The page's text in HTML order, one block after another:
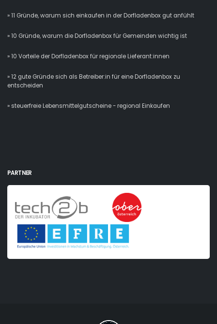
» 11 Gründe, warum sich einkaufen in der Dorfladenbox gut anfühlt
» 10 Gründe, warum die Dorfladenbox für Gemeinden wichtig ist
» 10 Vorteile der Dorfladenbox für regionale Lieferant:innen
» 12 gute Gründe sich als Betreiber:in für eine Dorfladenbox zu
entscheiden
» steuerfreie Lebensmittelgutscheine - regional Einkaufen
PARTNER